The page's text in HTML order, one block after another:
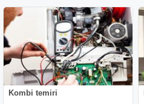
Kombi temiri